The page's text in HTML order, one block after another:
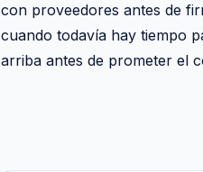
con proveedores antes de
cuando todavía hay tiempo
arriba antes de prometer el